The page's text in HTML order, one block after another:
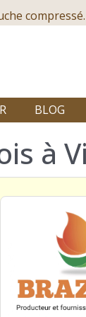
compressé.
BLOG
à